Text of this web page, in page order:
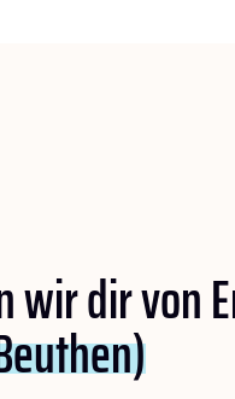
wir dir von